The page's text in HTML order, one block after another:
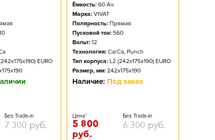
EURO
Без Trade-in
7 300 руб.
Ёмкость: 60Ач
Марка: VIVAT
Полярность: Прямая
Пусковой ток: 560
Вольт: 12
Технология: Ca/Ca, Punch
Тип корпуса: L2 (242x175x190) EURO
Размер, мм: 242x175x190
Наличие: Под заказ
Цена*
5 800
руб.
Без Trade-in
6 300 руб.